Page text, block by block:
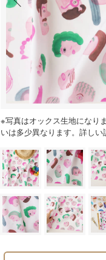
※写真はオックス生地になり
いは多少異なります。詳しい